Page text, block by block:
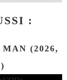
:
(2026,